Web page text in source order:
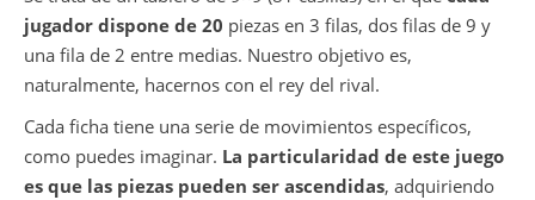
jugador dispone de 20 piezas en 3 filas, dos filas de 9 y
una fila de 2 entre medias. Nuestro objetivo es,
naturalmente, hacernos con el rey del rival.
Cada ficha tiene una serie de movimientos específicos,
como puedes imaginar. La particularidad de este juego
es que las piezas pueden ser ascendidas, adquiriendo